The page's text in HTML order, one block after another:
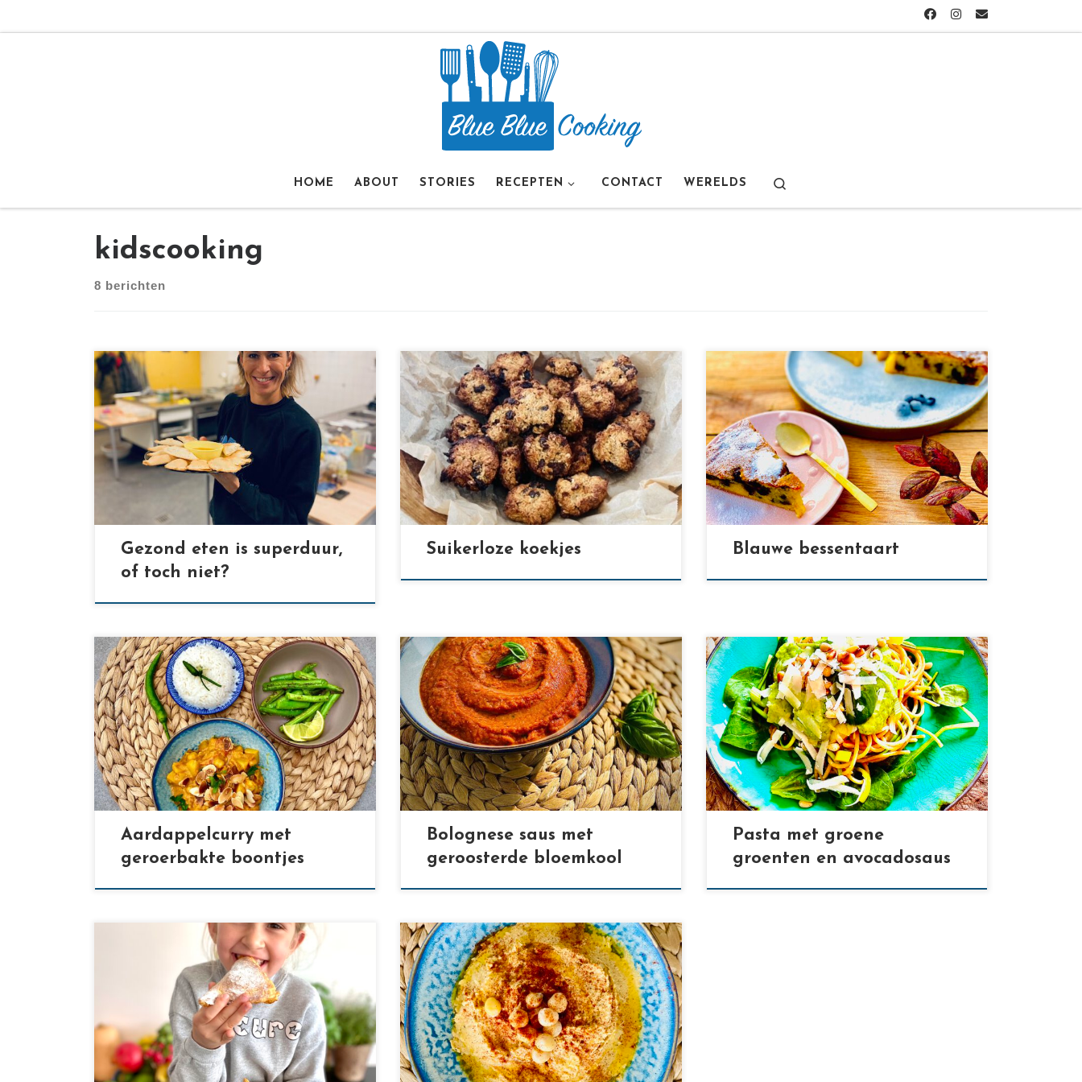
HOME ABOUT STORIES RECEPTEN CONTACT WERELDS
kidscooking
8 berichten
[…]
Gezond eten is superduur,
of toch niet?
[…]
Suikerloze koekjes
[…]
Blauwe bessentaart
[…]
Aardappelcurry met
geroerbakte boontjes
[…]
Bolognese saus met
geroosterde bloemkool
[…]
Pasta met groene
groenten en avocadosaus
[…]